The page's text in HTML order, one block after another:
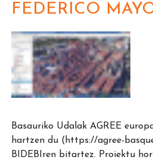
FEDERICO
Basauriko Udalak AGREE
hartzen du (https://agree-
BIDEBIren bitartez. Proiektu